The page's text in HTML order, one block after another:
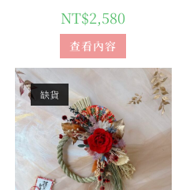
NT$2,580
查看內容
缺貨